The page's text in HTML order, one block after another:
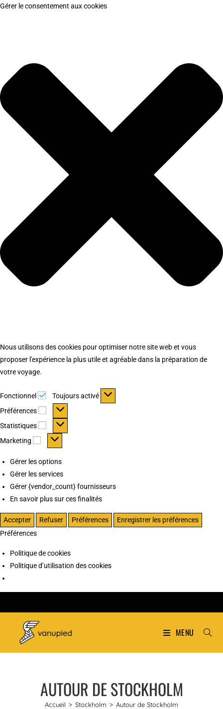
Gérer le consentement aux cookies
Nous utilisons des cookies pour optimiser notre site web et vous
proposer l'expérience la plus utile et agréable dans la préparation de
votre voyage.
Fonctionnel Fonctionnel
Toujours activé
Préférences
Préférences
Statistiques Statistiques
Marketing Marketing
Gérer les options
Gérer les services
Gérer {vendor_count} fournisseurs
En savoir plus sur ces finalités
Accepter Refuser Préférences
Enregistrer les préférences
Préférences
Politique de cookies
Politique d’utilisation des cookies
MENU
AUTOUR DE STOCKHOLM
Accueil > Stockholm > Autour de Stockholm